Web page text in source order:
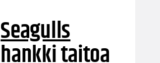
Seagulls
hankki taitoa